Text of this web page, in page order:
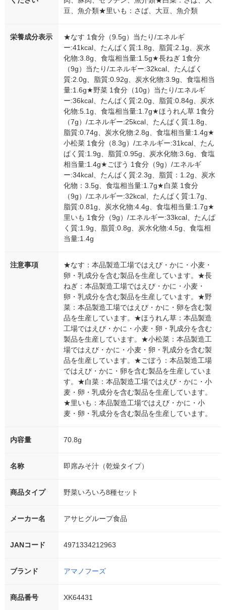
豆、魚介類★里いも：さば、大豆、魚介類
栄養成分表示
★なす 1食分（9.5g）当たり/エネルギ
ー:41kcal、たんぱく質:1.8g、脂質:2.1g、炭水
化物:3.8g、食塩相当量:1.5g★長ねぎ 1食分
（9g）当たり/エネルギー:32kcal、たんぱく
質:2.0g、脂質:0.92g、炭水化物:3.9g、食塩相当
量:1.6g★野菜 1食分（10g）当たり/エネルギ
ー:36kcal、たんぱく質:2.0g、脂質:0.84g、炭水
化物:5.1g、食塩相当量:1.7g★ほうれん草 1食分
（7g）/エネルギー:25kcal、たんぱく質:1.8g、
脂質:0.74g、炭水化物:2.8g、食塩相当量:1.4g★
小松菜 1食分（8.3g）/エネルギー:31kcal、たん
ぱく質:1.9g、脂質:0.95g、炭水化物:3.6g、食塩
相当量:1.4g★ごぼう 1食分（9g）/エネルギ
ー:34kcal、たんぱく質:2.3g、脂質：1.2g、炭水
化物：3.5g、食塩相当量:1.7g★白菜 1食分
（9g）/エネルギー:32kcal、たんぱく質:1.7g、
脂質:0.81g、炭水化物:4.4g、食塩相当量:1.7g★
里いも 1食分（9g）/エネルギー:33kcal、たんぱ
く質:1.9g、脂質:0.8g、炭水化物:4.5g、食塩相
当量:1.4g
注意事項
★なす：本品製造工場ではえび・かに・小麦・
卵・乳成分を含む製品を生産しています。★長
ねぎ：本品製造工場ではえび・かに・小麦・
卵・乳成分を含む製品を生産しています。★野
菜：本品製造工場ではえび・かに・卵を含む製
品を生産しています。★ほうれん草：本品製造
工場ではえび・かに・小麦・卵・乳成分を含む
製品を生産しています。★小松菜：本品製造工
場ではえび・かに・小麦・卵・乳成分を含む製
品を生産しています。★ごぼう：本品製造工場
ではえび・かに・卵を含む製品を生産していま
す。★白菜：本品製造工場ではえび・かに・小
麦・卵・乳成分を含む製品を生産しています。
★里いも：本品製造工場ではえび・かに・小
麦・卵・乳成分を含む製品を生産しています。
内容量 70.8g
名称 即席みそ汁（乾燥タイプ）
商品タイプ 野菜いろいろ8種セット
メーカー名 アサヒグループ食品
JANコード 4971334212963
ブランド アマノフーズ
商品番号 XK64431